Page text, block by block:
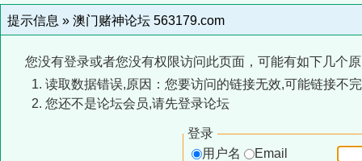
提示信息 » 澳门赌神论坛 563179.com
您没有登录或者您没有权限访问此页面，可能有如下几个
读取数据错误,原因：您要访问的链接无效,可能链接不
您还不是论坛会员,请先登录论坛
登录
用户名
Email